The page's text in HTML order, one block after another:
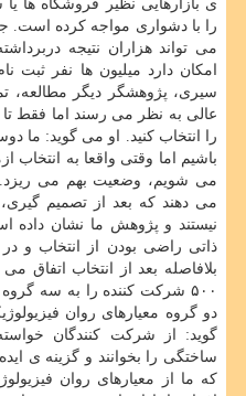
ی بازارهایی نظیر فروشگاه ها
را با دشواری مواجه كرده است.
می تواند هزاران نتیجه
امكان دارد میلیون ها نفر
سیری، پژوهشگر دیگر مطالعه،
عالی به نظر می رسند اما فقط تا
را انتخاب كنید. او می گوید: ما
باشیم اما وقتی واقعا به انتخاب
می شویم، وضعیت بهم می ریزد.
می دهند كه بعد از تصمیم
نیستند و پژوهش ما نشان داده
ذاتی راضی بودن از انتخاب و
بلافاصله بعد از انتخاب اتفاق
۵۰۰ شركت كننده را به سه
دو گروه معیارهای روان
گوید: از شركت كنندگان
ساختگی را بخوانند و گزینه ی
كه ما از معیارهای روان